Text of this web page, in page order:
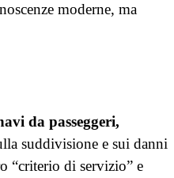
moderne, ma
da passeggeri,
suddivisione e sui danni
“criterio di servizio” e